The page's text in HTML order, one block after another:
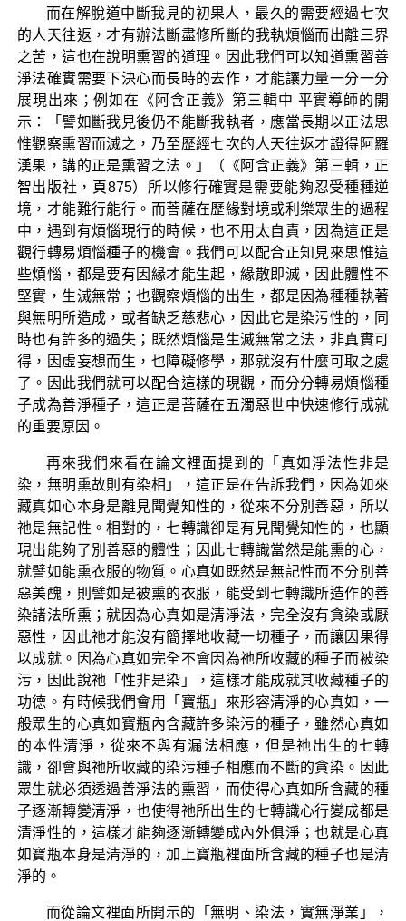
而在解脫道中斷我見的初果人，最久的需要經過七次
的人天往返，才有辦法斷盡修所斷的我執煩惱而出離三界
之苦，這也在說明熏習的道理。因此我們可以知道熏習善
淨法確實需要下決心而長時的去作，才能讓力量一分一分
展現出來；例如在《阿含正義》第三輯中 平實導師的開
示：「譬如斷我見後仍不能斷我執者，應當長期以正法思
惟觀察熏習而滅之，乃至歷經七次的人天往返才證得阿羅
漢果，講的正是熏習之法。」（《阿含正義》第三輯，正
智出版社，頁875）所以修行確實是需要能夠忍受種種逆
境，才能難行能行。而菩薩在歷緣對境或利樂眾生的過程
中，遇到有煩惱現行的時候，也不用太自責，因為這正是
觀行轉易煩惱種子的機會。我們可以配合正知見來思惟這
些煩惱，都是要有因緣才能生起，緣散即滅，因此體性不
堅實，生滅無常；也觀察煩惱的出生，都是因為種種執著
與無明所造成，或者缺乏慈悲心，因此它是染污性的，同
時也有許多的過失；既然煩惱是生滅無常之法，非真實可
得，因虛妄想而生，也障礙修學，那就沒有什麼可取之處
了。因此我們就可以配合這樣的現觀，而分分轉易煩惱種
子成為善淨種子，這正是菩薩在五濁惡世中快速修行成就
的重要原因。
再來我們來看在論文裡面提到的「真如淨法性非是
染，無明熏故則有染相」，這正是在告訴我們，因為如來
藏真如心本身是離見聞覺知性的，從來不分別善惡，所以
祂是無記性。相對的，七轉識卻是有見聞覺知性的，也顯
現出能夠了別善惡的體性；因此七轉識當然是能熏的心，
就譬如能熏衣服的物質。心真如既然是無記性而不分別善
惡美醜，則譬如是被熏的衣服，能受到七轉識所造作的善
染諸法所熏；就因為心真如是清淨法，完全沒有貪染或厭
惡性，因此祂才能沒有簡擇地收藏一切種子，而讓因果得
以成就。因為心真如完全不會因為祂所收藏的種子而被染
污，因此說祂「性非是染」，這樣才能成就其收藏種子的
功德。有時候我們會用「寶瓶」來形容清淨的心真如，一
般眾生的心真如寶瓶內含藏許多染污的種子，雖然心真如
的本性清淨，從來不與有漏法相應，但是祂出生的七轉
識，卻會與祂所收藏的染污種子相應而不斷的貪染。因此
眾生就必須透過善淨法的熏習，而使得心真如所含藏的種
子逐漸轉變清淨，也使得祂所出生的七轉識心行變成都是
清淨性的，這樣才能夠逐漸轉變成內外俱淨；也就是心真
如寶瓶本身是清淨的，加上寶瓶裡面所含藏的種子也是清
淨的。
而從論文裡面所開示的「無明、染法，實無淨業」，